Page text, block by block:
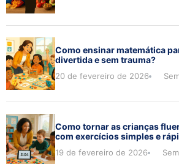
Como ensinar matemática
divertida e sem trauma?
20 de fevereiro de 2026
Como tornar as crianças
com exercícios simples e
19 de fevereiro de 2026